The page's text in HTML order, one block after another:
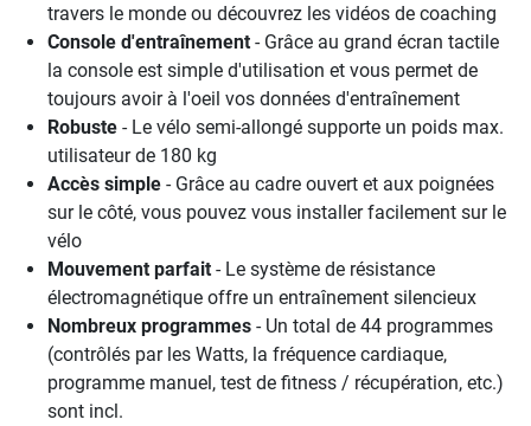
travers le monde ou découvrez les vidéos de coaching
Console d'entraînement - Grâce au grand écran tactile
la console est simple d'utilisation et vous permet de
toujours avoir à l'oeil vos données d'entraînement
Robuste - Le vélo semi-allongé supporte un poids max.
utilisateur de 180 kg
Accès simple - Grâce au cadre ouvert et aux poignées
sur le côté, vous pouvez vous installer facilement sur le
vélo
Mouvement parfait - Le système de résistance
électromagnétique offre un entraînement silencieux
Nombreux programmes - Un total de 44 programmes
(contrôlés par les Watts, la fréquence cardiaque,
programme manuel, test de fitness / récupération, etc.)
sont incl.